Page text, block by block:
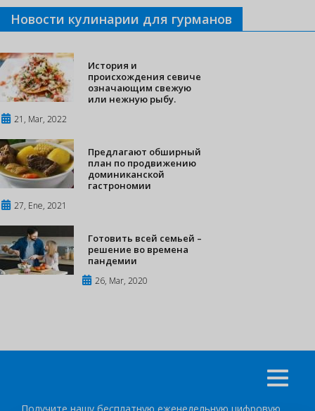
Новости кулинарии для гурманов
История и
происхождения севиче
означающим свежую
или нежную рыбу.
21, Mar, 2022
Предлагают обширный
план по продвижению
доминиканской
гастрономии
27, Ene, 2021
Готовить всей семьей –
решение во времена
пандемии
26, Mar, 2020
Получите нашу бесплатную еженедельную цифровую